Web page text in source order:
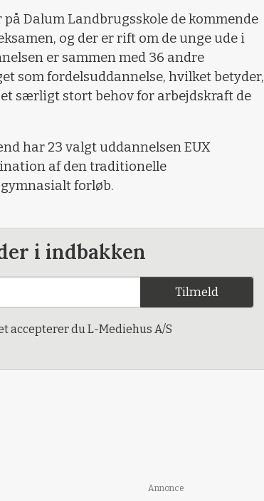
Dalum Landbrugsskole de kommende
og der er rift om de unge ude i
er sammen med 36 andre
som fordelsuddannelse, hvilket betyder,
særligt stort behov for arbejdskraft de
har 23 valgt uddannelsen EUX
af den traditionelle
forløb.
i indbakken
Tilmeld
accepterer du L-Mediehus A/S
Annonce